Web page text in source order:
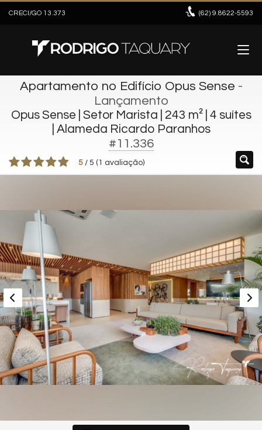
CRECI/GO 13.373 (62) 9.8622-5593
Apartamento no Edifício Opus Sense -
Lançamento
Opus Sense | Setor Marista | 243 m² | 4 suítes
| Alameda Ricardo Paranhos
#11.336
5 / 5 ( 1 avaliação)